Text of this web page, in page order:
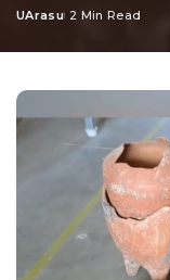
Posted
UArasu 2 Min Read